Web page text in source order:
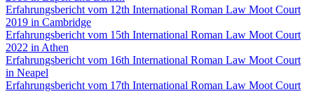
Erfahrungsbericht vom 12th International Roman Law Moot Court
2019 in Cambridge
Erfahrungsbericht vom 15th International Roman Law Moot Court
2022 in Athen
Erfahrungsbericht vom 16th International Roman Law Moot Court
in Neapel
Erfahrungsbericht vom 17th International Roman Law Moot Court